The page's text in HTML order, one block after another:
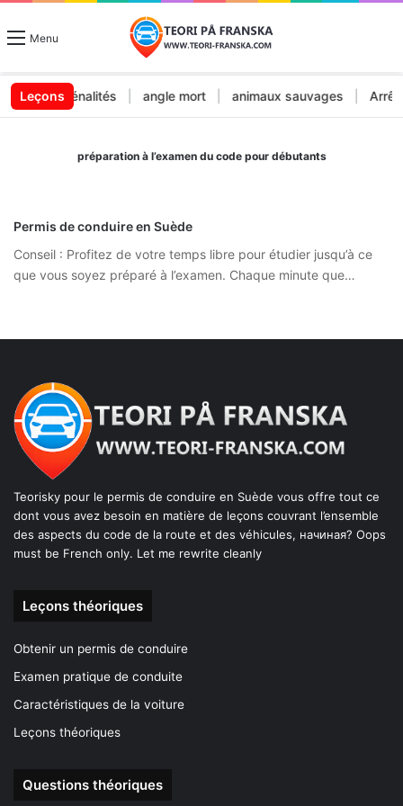
Menu
Leçons
et pénalités angle mort animaux sauvages Arrêt
préparation à l’examen du code pour débutants
Permis de conduire en Suède
Conseil : Profitez de votre temps libre pour étudier jusqu’à ce
que vous soyez préparé à l’examen. Chaque minute que…
Teorisky pour le permis de conduire en Suède vous offre tout ce
dont vous avez besoin en matière de leçons couvrant l’ensemble
des aspects du code de la route et des véhicules, начиная? Oops
must be French only. Let me rewrite cleanly
Leçons théoriques
Obtenir un permis de conduire
Examen pratique de conduite
Caractéristiques de la voiture
Leçons théoriques
Questions théoriques